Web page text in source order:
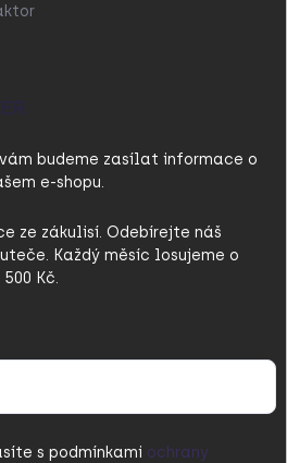
budeme zasílat informace o
e-shopu.
ze zákulisí. Odebírejte náš
Každý měsíc losujeme o
Kč.
s podmínkami ochrany